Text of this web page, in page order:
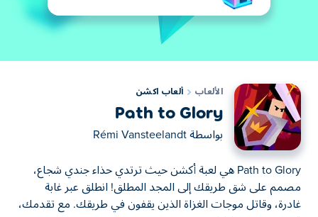
الألعاب ألعاب اكشن
Path to Glory
بواسطة Rémi Vansteelandt
Path to Glory هي لعبة أكشن حيث ترتدي حذاء جندي شجاع،
مصمم على شق طريقك إلى المجد المطلق! انطلق عبر غابة
غادرة، وقاتل موجات الغزاة الذين يقفون في طريقك. مع تقدمك،